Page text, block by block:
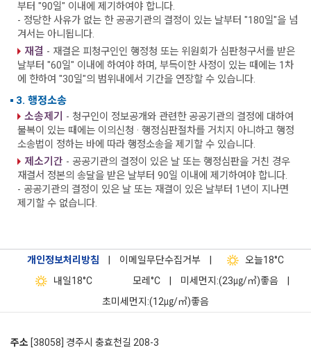
부터 "90일" 이내에 제기하여야 합니다.
- 정당한 사유가 없는 한 공공기관의 결정이 있는 날부터 "180일"을 넘
겨서는 아니됩니다.
재결 - 재결은 피청구인인 행정청 또는 위원회가 심판청구서를 받은
날부터 "60일" 이내에 하여야 하며, 부득이한 사정이 있는 때에는 1차
에 한하여 "30일"의 범위내에서 기간을 연장할 수 있습니다.
3. 행정소송
소송제기
- 청구인이 정보공개와 관련한 공공기관의 결정에 대하여
불복이 있는 때에는 이의신청 · 행정심판절차를 거치지 아니하고 행정
소송법이 정하는 바에 따라 행정소송을 제기할 수 있습니다.
제소기간 - 공공기관의 결정이 있은 날 또는 행정심판을 거친 경우
재결서 정본의 송달을 받은 날부터 90일 이내에 제기하여야 합니다.
- 공공기관의 결정이 있은 날 또는 재결이 있은 날부터 1년이 지나면
제기할 수 없습니다.
개인정보처리방침 이메일무단수집거부 오늘18°C
내일18°C 모레 °C 미세먼지:(23㎍/㎥)좋음
초미세먼지:(12㎍/㎥)좋음
주소 [38058] 경주시 충효천길 208-3